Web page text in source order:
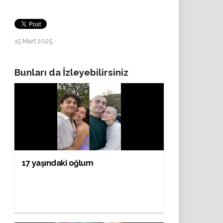
15 Mart 2025
Bunları da İzleyebilirsiniz
17 yaşındaki oğlum